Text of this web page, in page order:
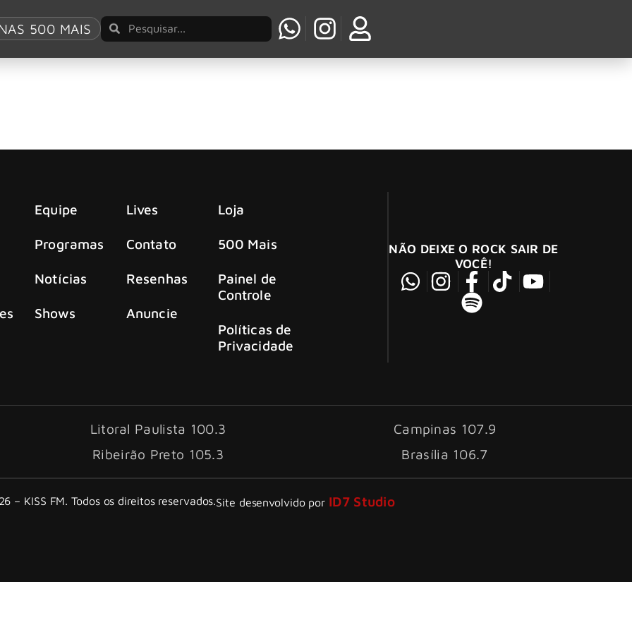
500 MAIS
UP House
Equipe
Programas
Notícias
Shows
Lives
Contato
Resenhas
Anuncie
Loja
500 Mais
Painel de
Controle
Políticas de
Privacidade
NÃO DEIXE O ROCK SAIR DE
VOCÊ!
Litoral Paulista 100.3
Campinas 107.9
Ribeirão Preto 105.3 Brasília 106.7
– KISS FM. Todos os direitos reservados.Site desenvolvido por ID7 Studio